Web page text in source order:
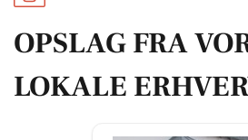
OPSLAG FRA
LOKALE